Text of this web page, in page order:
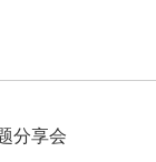
分享会